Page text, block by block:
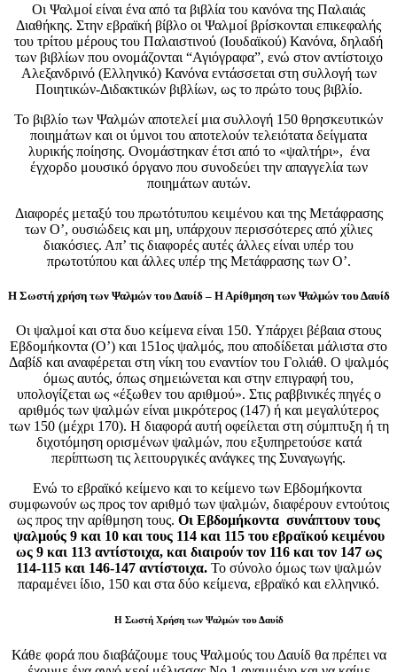
Οι Ψαλμοί είναι ένα από τα βιβλία του κανόνα της Παλαιάς
Διαθήκης. Στην εβραϊκή βίβλο οι Ψαλμοί βρίσκονται επικεφαλής
του τρίτου μέρους του Παλαιστινού (Ιουδαϊκού) Κανόνα, δηλαδή
των βιβλίων που ονομάζονται “Αγιόγραφα”, ενώ στον αντίστοιχο
Αλεξανδρινό (Ελληνικό) Κανόνα εντάσσεται στη συλλογή των
Ποιητικών-Διδακτικών βιβλίων, ως το πρώτο τους βιβλίο.
Το βιβλίο των Ψαλμών αποτελεί μια συλλογή 150 θρησκευτικών
ποιημάτων και οι ύμνοι του αποτελούν τελειότατα δείγματα
λυρικής ποίησης. Ονομάστηκαν έτσι από το «ψαλτήρι», ένα
έγχορδο μουσικό όργανο που συνοδεύει την απαγγελία των
ποιημάτων αυτών.
Διαφορές μεταξύ του πρωτότυπου κειμένου και της Μετάφρασης
των Ο’, ουσιώδεις και μη, υπάρχουν περισσότερες από χίλιες
διακόσιες. Απ’ τις διαφορές αυτές άλλες είναι υπέρ του
πρωτοτύπου και άλλες υπέρ της Μετάφρασης των Ο’.
Η Σωστή χρήση των Ψαλμών του Δαυίδ – Η Αρίθμηση των Ψαλμών του Δαυίδ
Οι ψαλμοί και στα δυο κείμενα είναι 150. Υπάρχει βέβαια στους
Εβδομήκοντα (Ο’) και 151ος ψαλμός, που αποδίδεται μάλιστα στο
Δαβίδ και αναφέρεται στη νίκη του εναντίον του Γολιάθ. Ο ψαλμός
όμως αυτός, όπως σημειώνεται και στην επιγραφή του,
υπολογίζεται ως «έξωθεν του αριθμού». Στις ραββινικές πηγές ο
αριθμός των ψαλμών είναι μικρότερος (147) ή και μεγαλύτερος
των 150 (μέχρι 170). Η διαφορά αυτή οφείλεται στη σύμπτυξη ή τη
διχοτόμηση ορισμένων ψαλμών, που εξυπηρετούσε κατά
περίπτωση τις λειτουργικές ανάγκες της Συναγωγής.
Ενώ το εβραϊκό κείμενο και το κείμενο των Εβδομήκοντα
συμφωνούν ως προς τον αριθμό των ψαλμών, διαφέρουν εντούτοις
ως προς την αρίθμηση τους. Οι Εβδομήκοντα συνάπτουν τους
ψαλμούς 9 και 10 και τους 114 και 115 του εβραϊκού κειμένου
ως 9 και 113 αντίστοιχα, και διαιρούν τον 116 και τον 147 ως
114-115 και 146-147 αντίστοιχα. Το σύνολο όμως των ψαλμών
παραμένει ίδιο, 150 και στα δύο κείμενα, εβραϊκό και ελληνικό.
Η Σωστή Χρήση των Ψαλμών του Δαυίδ
Κάθε φορά που διαβάζουμε τους Ψαλμούς του Δαυίδ θα πρέπει να